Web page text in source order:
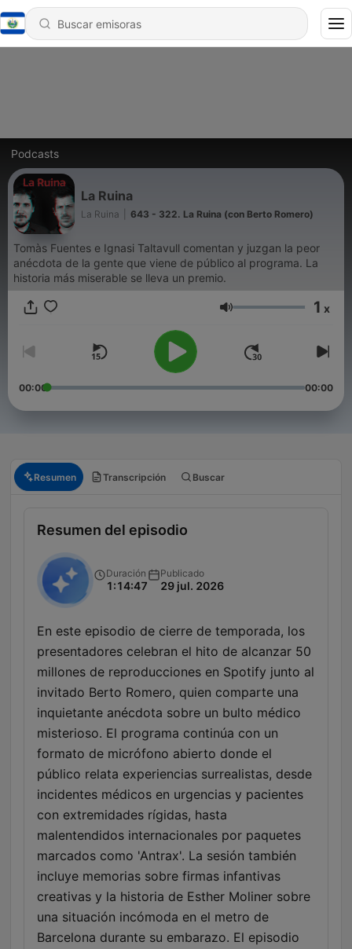
Podcasts
La Ruina
La Ruina 643 - 322. La Ruina (con Berto Romero)
Tomàs Fuentes e Ignasi Taltavull comentan y juzgan la peor
anécdota de la gente que viene de público al programa. La
historia más miserable se lleva un premio.
Volumen 1 x
00:00 00:00
Resumen Transcripción Buscar
Resumen del episodio
Duración
1:14:47
Publicado
29 jul. 2026
En este episodio de cierre de temporada, los
presentadores celebran el hito de alcanzar 50
millones de reproducciones en Spotify junto al
invitado Berto Romero, quien comparte una
inquietante anécdota sobre un bulto médico
misterioso. El programa continúa con un
formato de micrófono abierto donde el
público relata experiencias surrealistas, desde
incidentes médicos en urgencias y pacientes
con extremidades rígidas, hasta
malentendidos internacionales por paquetes
marcados como 'Antrax'. La sesión también
incluye memorias sobre firmas infantivas
creativas y la historia de Esther Moliner sobre
una situación incómoda en el metro de
Barcelona durante su embarazo. El episodio